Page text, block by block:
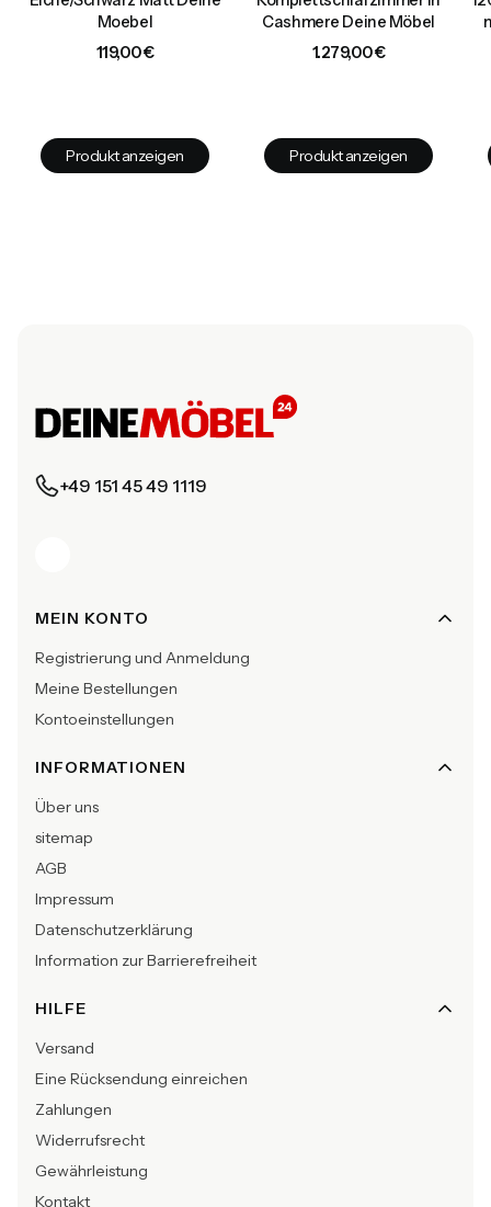
Moebel
Preis
119,00 €
Produkt anzeigen
Cashmere Deine Möbel
Preis
1.279,00 €
Produkt anzeigen
+49 151 45 49 1119
Fußzeilenmenü
MEIN KONTO
Registrierung und Anmeldung
Meine Bestellungen
Kontoeinstellungen
INFORMATIONEN
Über uns
sitemap
AGB
Impressum
Datenschutzerklärung
Information zur Barrierefreiheit
HILFE
Versand
Eine Rücksendung einreichen
Zahlungen
Widerrufsrecht
Gewährleistung
Kontakt